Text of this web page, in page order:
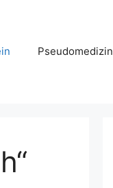
Pseudomedizin